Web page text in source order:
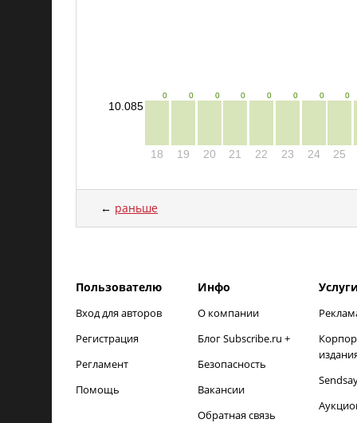
10.085
0
18
0
19
0
20
0
21
0
22
0
23
0
24
0
25
← раньше
Пользователю
Вход для авторов
Регистрация
Регламент
Помощь
Инфо
О компании
Блог Subscribe.ru +
Безопасность
Вакансии
Обратная связь